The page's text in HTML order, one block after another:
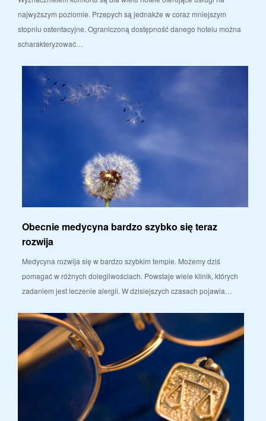
najwyższym poziomie. Przepych są jednakże w coraz mniejszym
stopniu ostentacyjne. Ograniczoną dostępność danego hotelu można
scharakteryzować…
Obecnie medycyna bardzo szybko się teraz
rozwija
Medycyna rozwija się w bardzo szybkim tempie. Możemy dziś
pomagać w różnych dolegliwościach. Powstaje wiele klinik, których
zadaniem jest leczenie alergii. W dzisiejszych czasach pojawia…